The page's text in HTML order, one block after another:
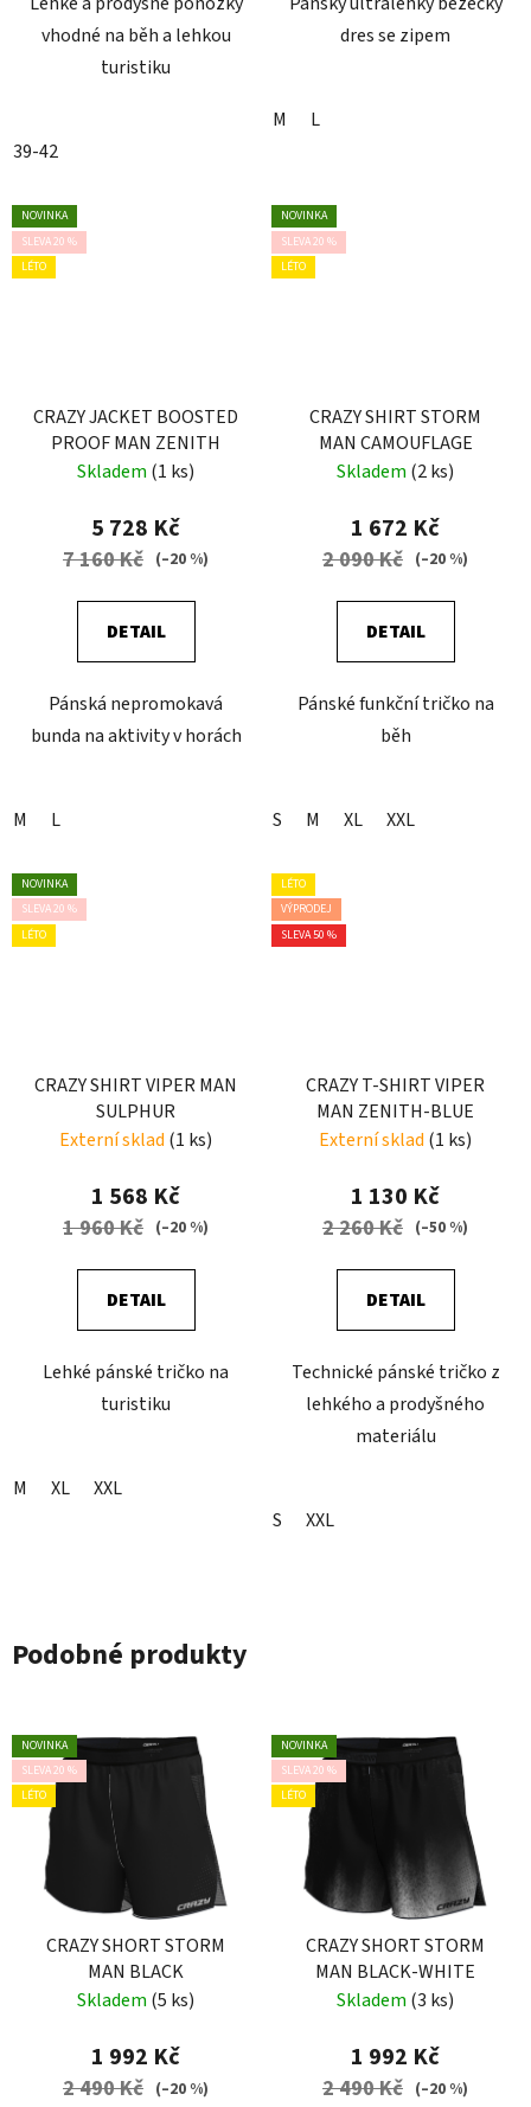
vhodné na běh a lehkou
turistiku
39-42
dres se zipem
M L
NOVINKA
SLEVA 20 %
LÉTO
CRAZY JACKET BOOSTED
PROOF MAN ZENITH
Skladem (1 ks)
5 728 Kč
7 160 Kč (–20 %)
DETAIL
Pánská nepromokavá
bunda na aktivity v horách
M L
NOVINKA
SLEVA 20 %
LÉTO
CRAZY SHIRT STORM
MAN CAMOUFLAGE
Skladem (2 ks)
1 672 Kč
2 090 Kč (–20 %)
DETAIL
Pánské funkční tričko na
běh
S M XL XXL
NOVINKA
SLEVA 20 %
LÉTO
CRAZY SHIRT VIPER MAN
SULPHUR
Externí sklad (1 ks)
1 568 Kč
1 960 Kč (–20 %)
DETAIL
Lehké pánské tričko na
turistiku
M XL XXL
LÉTO
VÝPRODEJ
SLEVA 50 %
CRAZY T-SHIRT VIPER
MAN ZENITH-BLUE
Externí sklad (1 ks)
1 130 Kč
2 260 Kč (–50 %)
DETAIL
Technické pánské tričko z
lehkého a prodyšného
materiálu
S XXL
Podobné produkty
NOVINKA
SLEVA 20 %
LÉTO
CRAZY SHORT STORM
MAN BLACK
Skladem (5 ks)
1 992 Kč
2 490 Kč (–20 %)
NOVINKA
SLEVA 20 %
LÉTO
CRAZY SHORT STORM
MAN BLACK-WHITE
Skladem (3 ks)
1 992 Kč
2 490 Kč (–20 %)